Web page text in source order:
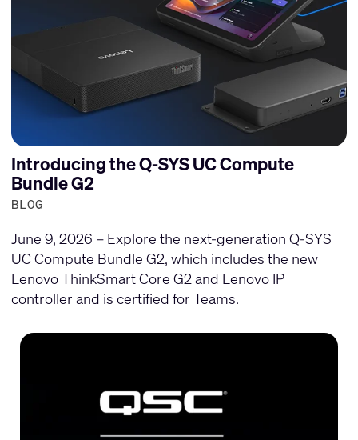
Introducing the Q-SYS UC Compute
Bundle G2
BLOG
June 9, 2026 – Explore the next-generation Q-SYS
UC Compute Bundle G2, which includes the new
Lenovo ThinkSmart Core G2 and Lenovo IP
controller and is certified for Teams.